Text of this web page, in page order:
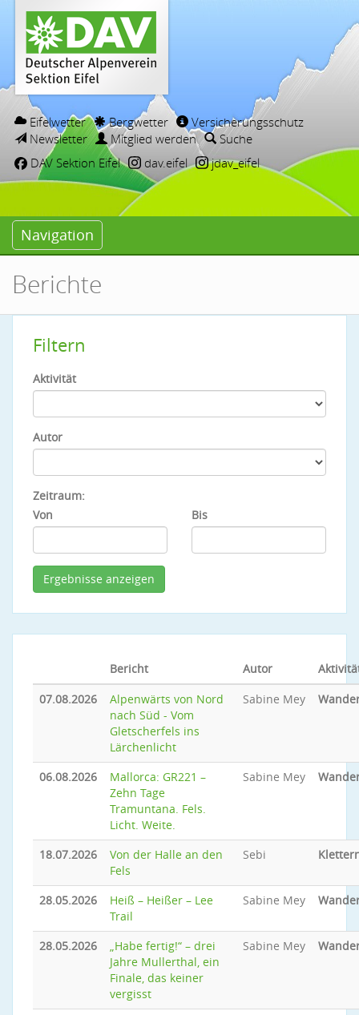
Eifelwetter Bergwetter
Versicherungsschutz
Newsletter
Mitglied werden
Suche
DAV Sektion Eifel
dav.eifel jdav_eifel
Navigation
Berichte
Filtern
Aktivität
Autor
Zeitraum:
Von
Bis
Bericht Autor
07.08.2026
Alpenwärts von Nord
nach Süd - Vom
Gletscherfels ins
Lärchenlicht
Sabine Mey
06.08.2026
Mallorca: GR221 –
Zehn Tage
Tramuntana. Fels.
Licht. Weite.
Sabine Mey
18.07.2026
Von der Halle an den
Fels
Sebi
28.05.2026
Heiß – Heißer – Lee
Trail
Sabine Mey
28.05.2026
„Habe fertig!“ – drei
Jahre Mullerthal, ein
Finale, das keiner
vergisst
Sabine Mey